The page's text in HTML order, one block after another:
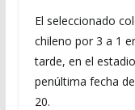
El seleccionado
chileno por 3 a 1
tarde, en el
penúltima fecha
20.